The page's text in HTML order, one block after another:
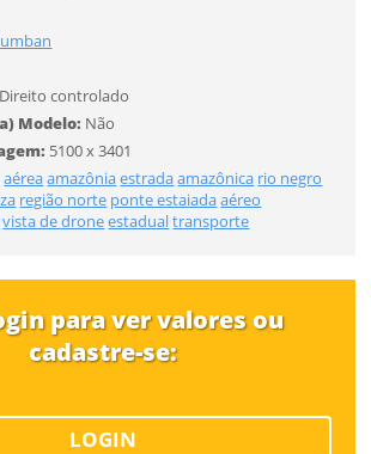
Direito controlado
Modelo: Não
5100 x 3401
aéreaamazôniaestradaamazônica rio negro
região norte ponte estaiadaaéreo
vista de droneestadualtransporte
para ver valores ou
cadastre-se:
LOGIN
FINALIZAR
sobre a Pulsar Imagens
os Termos de Uso do site
CADASTRAR
Já tem uma conta?